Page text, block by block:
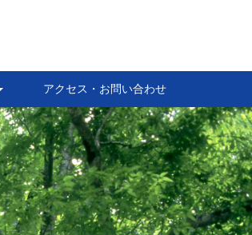
アクセス・お問い合わせ